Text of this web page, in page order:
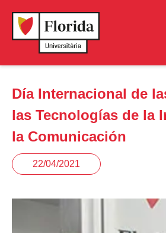
Día Internacional de
las Tecnologías de la
la Comunicación
22/04/2021